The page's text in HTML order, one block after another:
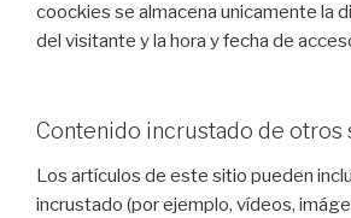
coockies se almacena unicamente la
del visitante y la hora y fecha de
Contenido incrustado de otros
Los artículos de este sitio pueden
incrustado (por ejemplo, vídeos,